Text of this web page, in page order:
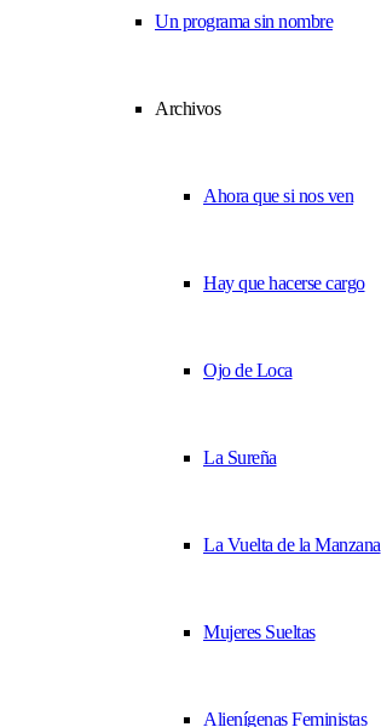
Un programa sin nombre
Archivos
Ahora que si nos ven
Hay que hacerse cargo
Ojo de Loca
La Sureña
La Vuelta de la Manzana
Mujeres Sueltas
Alienígenas Feministas